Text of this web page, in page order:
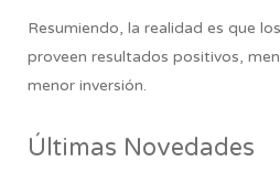
Resumiendo, la realidad es que
proveen resultados positivos,
menor inversión.
Últimas Novedades